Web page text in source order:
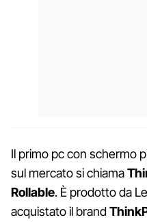
Il primo pc con schermo
sul mercato si chiama
Rollable. È prodotto da
acquistato il brand